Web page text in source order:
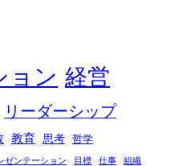
ョン 経営
リーダーシップ
教育 思考
哲学
ゼンテーション 目標 仕事 組織